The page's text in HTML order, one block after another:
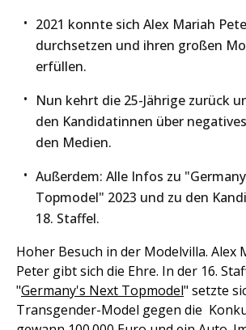
2021 konnte sich Alex Mariah
durchsetzen und ihren großen
erfüllen.
Nun kehrt die 25-Jährige zurück
den Kandidatinnen über
den Medien.
Außerdem: Alle Infos zu
Topmodel" 2023 und zu den
18. Staffel.
Hoher Besuch in der Modelvilla. Alex
Peter gibt sich die Ehre. In der 16.
"Germany's Next Topmodel" setzte
Transgender-Model gegen die